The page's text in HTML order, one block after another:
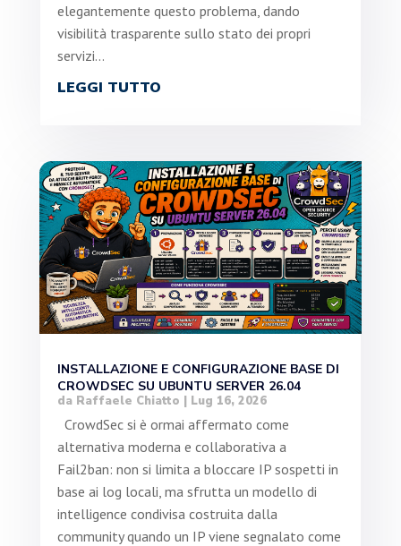
elegantemente questo problema, dando
visibilità trasparente sullo stato dei propri
servizi...
LEGGI TUTTO
INSTALLAZIONE E CONFIGURAZIONE BASE DI
CROWDSEC SU UBUNTU SERVER 26.04
da Raffaele Chiatto | Lug 16, 2026
CrowdSec si è ormai affermato come
alternativa moderna e collaborativa a
Fail2ban: non si limita a bloccare IP sospetti in
base ai log locali, ma sfrutta un modello di
intelligence condivisa costruita dalla
community quando un IP viene segnalato come